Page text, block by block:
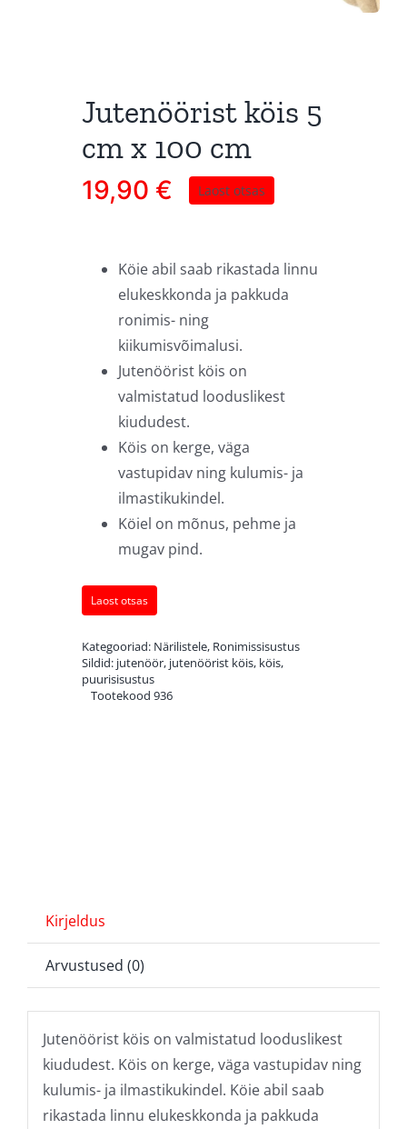
Jutenöörist köis 5
cm x 100 cm
19,90 € Laost otsas
Köie abil saab rikastada linnu
elukeskkonda ja pakkuda
ronimis- ning
kiikumisvõimalusi.
Jutenöörist köis on
valmistatud looduslikest
kiududest.
Köis on kerge, väga
vastupidav ning kulumis- ja
ilmastikukindel.
Köiel on mõnus, pehme ja
mugav pind.
Laost otsas
Kategooriad: Närilistele, Ronimissisustus
Sildid: jutenöör, jutenöörist köis, köis,
puurisisustus
Tootekood 936
Kirjeldus
Arvustused (0)
Jutenöörist köis on valmistatud looduslikest
kiududest. Köis on kerge, väga vastupidav ning
kulumis- ja ilmastikukindel. Köie abil saab
rikastada linnu elukeskkonda ja pakkuda